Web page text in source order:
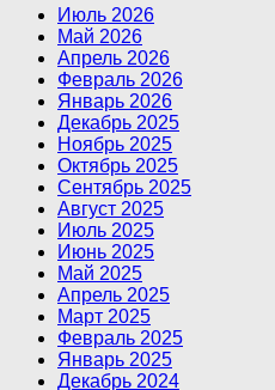
Июль 2026
Май 2026
Апрель 2026
Февраль 2026
Январь 2026
Декабрь 2025
Ноябрь 2025
Октябрь 2025
Сентябрь 2025
Август 2025
Июль 2025
Июнь 2025
Май 2025
Апрель 2025
Март 2025
Февраль 2025
Январь 2025
Декабрь 2024